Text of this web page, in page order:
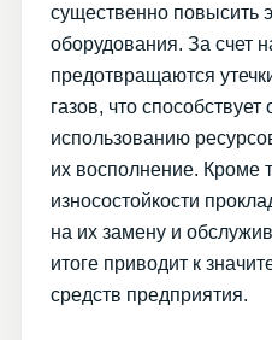
существенно повысить
оборудования. За счет
предотвращаются
газов, что
использованию
их восполнение. Кроме
износостойкости
на их замену и
итоге приводит к
средств предприятия.